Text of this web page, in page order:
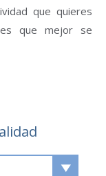
que quieres
que mejor se